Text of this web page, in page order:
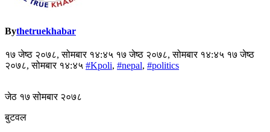
Bythetruekhabar
१७ जेष्ठ २०७८, सोमबार १४:४५ १७ जेष्ठ २०७८, सोमबार १४:४५ १७ जेष्ठ
२०७८, सोमबार १४:४५ #Kpoli, #nepal, #politics
जेठ १७ सोमबार २०७८
बुटवल